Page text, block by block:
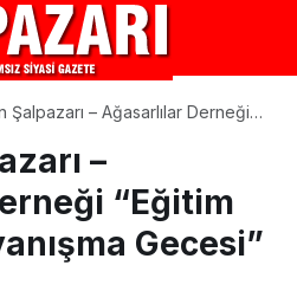
Şalpazarı – Ağasarlılar Derneği
–
“Eğitim
Gecesi”